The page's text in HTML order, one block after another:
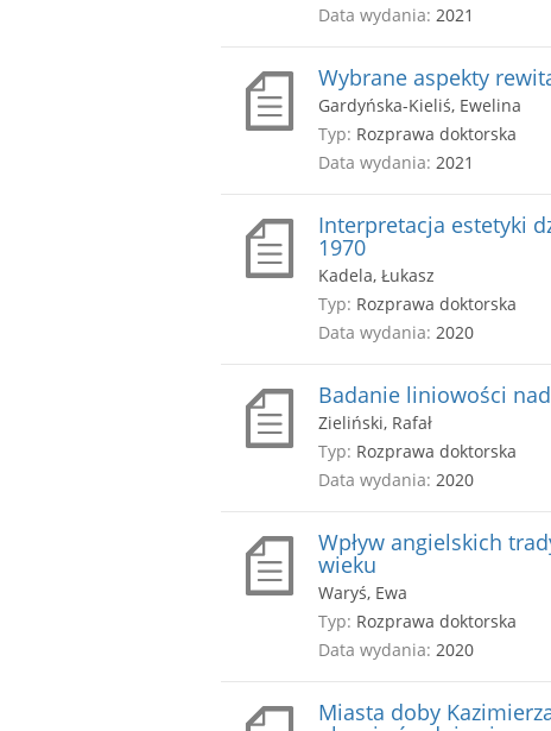
Data wydania: 2021
Wybrane aspekty
Gardyńska-Kieliś, Ewelina
Typ: Rozprawa doktorska
Data wydania: 2021
Interpretacja estetyki
1970
Kadela, Łukasz
Typ: Rozprawa doktorska
Data wydania: 2020
Badanie liniowości
Zieliński, Rafał
Typ: Rozprawa doktorska
Data wydania: 2020
Wpływ angielskich
wieku
Waryś, Ewa
Typ: Rozprawa doktorska
Data wydania: 2020
Miasta doby